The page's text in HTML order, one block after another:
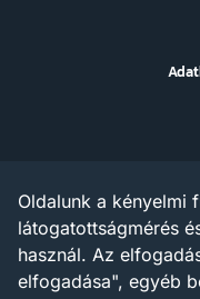
Az ezen a weboldalon
hangfelvételek, video
védelem alatt állnak.
Az X AND A Kft. minden
Oldalunk a kényelmi
látogatottságmérés
használ. Az
elfogadása", egyéb